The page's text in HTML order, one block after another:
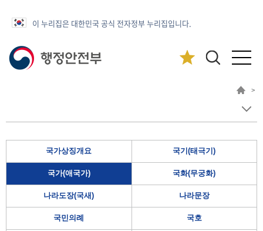
이 누리집은 대한민국 공식 전자정부 누리집입니다.
>
국가상징개요 국기(태극기)
국가(애국가) 국화(무궁화)
나라도장(국새) 나라문장
국민의례 국호